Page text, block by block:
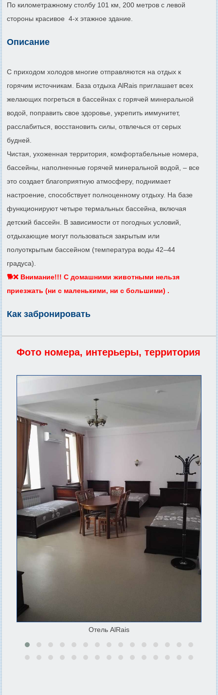
По километражному столбу 101 км, 200 метров с левой
стороны красивое 4-х этажное здание.
Описание
С приходом холодов многие отправляются на отдых к
горячим источникам. База отдыха AlRais приглашает всех
желающих погреться в бассейнах с горячей минеральной
водой, поправить свое здоровье, укрепить иммунитет,
расслабиться, восстановить силы, отвлечься от серых
будней.
Чистая, ухоженная территория, комфортабельные номера,
бассейны, наполненные горячей минеральной водой, – все
это создает благоприятную атмосферу, поднимает
настроение, способствует полноценному отдыху. На базе
функционируют четыре термальных бассейна, включая
детский бассейн. В зависимости от погодных условий,
отдыхающие могут пользоваться закрытым или
полуоткрытым бассейном (температура воды 42–44
градуса).
🐕❌ Внимание!!! С домашними животными нельзя
приезжать (ни с маленькими, ни с большими) .
Как забронировать
Фото номера, интерьеры, территория
Отель AlRais